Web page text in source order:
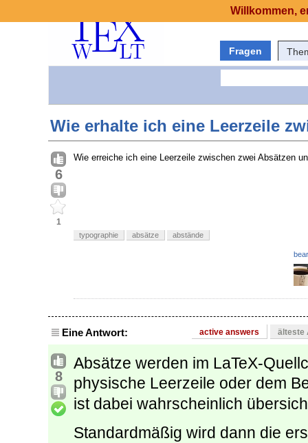
Fragen
Wie erhalte ich eine Leerzeile
6
1
Wie erreiche ich eine Leerzeile zwischen zwei Absätzen
typographie absätze abstände
Eine Antwort: active answers älteste
8
Absätze werden im LaTeX-
physische Leerzeile oder dem
ist dabei wahrscheinlich
Standardmäßig wird dann die
Willkommen,